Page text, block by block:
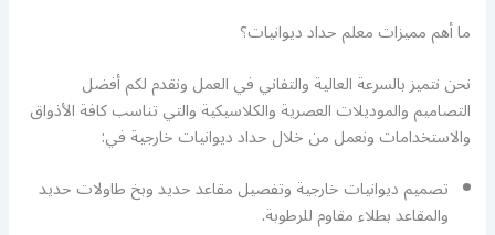
ما أهم مميزات معلم حداد ديوانيات؟
نحن نتميز بالسرعة العالية والتفاني في العمل ونقدم لكم أفضل
التصاميم والموديلات العصرية والكلاسيكية والتي تناسب كافة الأذواق
والاستخدامات ونعمل من خلال حداد ديوانيات خارجية في:
تصميم ديوانيات خارجية وتفصيل مقاعد حديد وبخ طاولات حديد
والمقاعد بطلاء مقاوم للرطوبة.